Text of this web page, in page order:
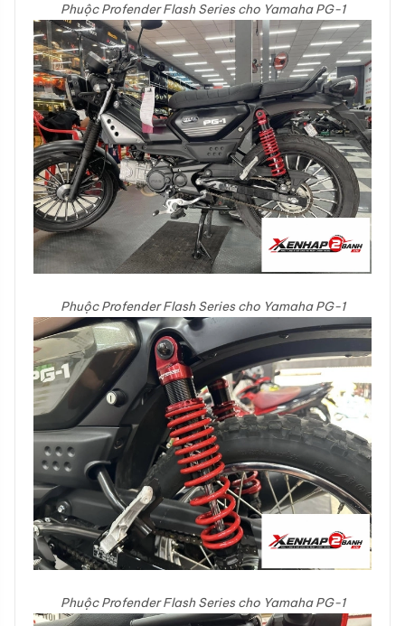
Phuộc Profender Flash Series cho Yamaha PG-1
Phuộc Profender Flash Series cho Yamaha PG-1
Phuộc Profender Flash Series cho Yamaha PG-1